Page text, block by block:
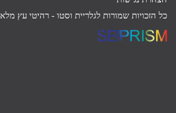
כל הזכויות שמורות לגלריית וסטו - רהיטי עץ מלא